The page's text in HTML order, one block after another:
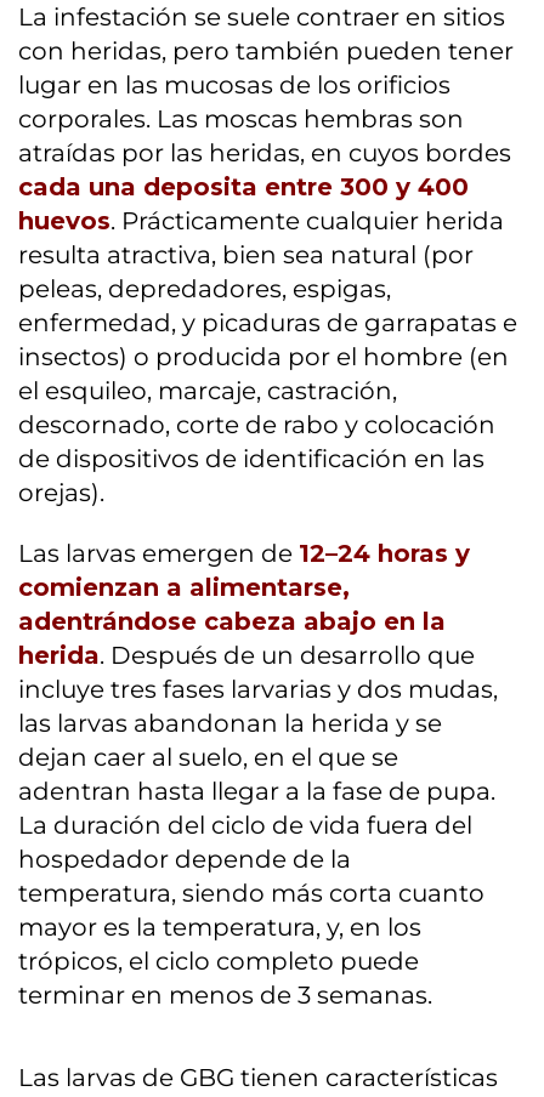
La infestación se suele contraer en sitios
con heridas, pero también pueden tener
lugar en las mucosas de los orificios
corporales. Las moscas hembras son
atraídas por las heridas, en cuyos bordes
cada una deposita entre 300 y 400
huevos. Prácticamente cualquier herida
resulta atractiva, bien sea natural (por
peleas, depredadores, espigas,
enfermedad, y picaduras de garrapatas e
insectos) o producida por el hombre (en
el esquileo, marcaje, castración,
descornado, corte de rabo y colocación
de dispositivos de identificación en las
orejas).
Las larvas emergen de 12–24 horas y
comienzan a alimentarse,
adentrándose cabeza abajo en la
herida. Después de un desarrollo que
incluye tres fases larvarias y dos mudas,
las larvas abandonan la herida y se
dejan caer al suelo, en el que se
adentran hasta llegar a la fase de pupa.
La duración del ciclo de vida fuera del
hospedador depende de la
temperatura, siendo más corta cuanto
mayor es la temperatura, y, en los
trópicos, el ciclo completo puede
terminar en menos de 3 semanas.
Las larvas de GBG tienen características